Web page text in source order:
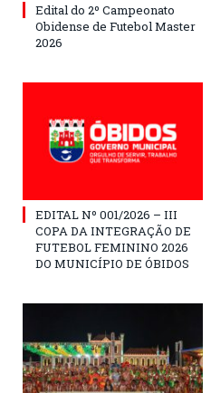
Edital do 2º Campeonato
Obidense de Futebol Master
2026
EDITAL Nº 001/2026 – III
COPA DA INTEGRAÇÃO DE
FUTEBOL FEMININO 2026
DO MUNICÍPIO DE ÓBIDOS